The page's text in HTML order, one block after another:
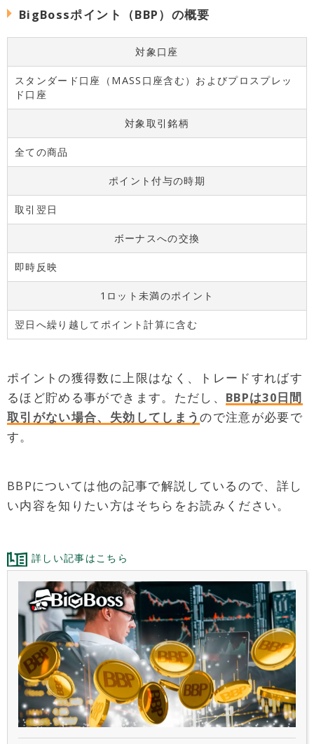
BigBossポイント（BBP）の概要
対象口座
スタンダード口座（MASS口座含む）およびプロスプレッ
ド口座
対象取引銘柄
全ての商品
ポイント付与の時期
取引翌日
ボーナスへの交換
即時反映
1ロット未満のポイント
翌日へ繰り越してポイント計算に含む
ポイントの獲得数に上限はなく、トレードすればす
るほど貯める事ができます。ただし、 BBPは30日間
取引がない場合、失効してしまうので注意が必要で
す。
BBPについては他の記事で解説しているので、詳し
い内容を知りたい方はそちらをお読みください。
詳しい記事はこちら